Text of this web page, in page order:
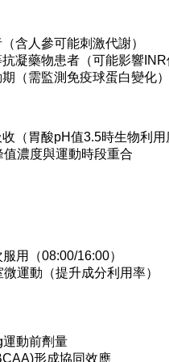
含人參可能刺激代謝）
凝藥物患者（可能影響INR
（需監測免疫球蛋白變化）
（胃酸pH值3.5時生物利用
濃度與運動時段重合
用（08:00/16:00）
運動（提升成分利用率）
動前劑量
形成協同效應